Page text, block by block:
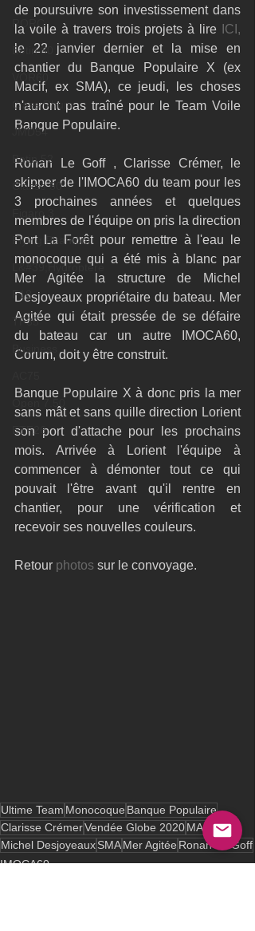
RORC
Botin 80
Class Rhum
JMD54
Botin 52
Classe 50
Figaro 3
Flying Phantom
L&#39;Hydroptère
F18
TF35
Business
Open 7.50
ETF26
de poursuivre son investissement dans
la voile à travers trois projets à lire
ICI,
le 22 janvier dernier et la mise en
chantier du Banque Populaire X (ex
Macif, ex SMA), ce jeudi, les choses
n'auront pas traîné pour le Team Voile
Banque Populaire.
Ronan Le Goff , Clarisse Crémer, le
skipper de l'IMOCA60 du team pour les
3 prochaines années et quelques
membres de l'équipe on pris la direction
Port La Forêt pour remettre à l'eau le
monocoque qui a été mis à blanc par
Mer Agitée la structure de Michel
Desjoyeaux propriétaire du bateau. Mer
Agitée qui était pressée de se défaire
du bateau car un autre IMOCA60,
Corum, doit y être construit.
Banque Populaire X à donc pris la mer
sans mât et sans quille direction Lorient
son port d'attache pour les prochains
mois. Arrivée à Lorient l'équipe à
commencer à démonter tout ce qui
pouvait l'être avant qu'il rentre en
chantier, pour une vérification et
recevoir ses nouvelles couleurs.
Retour photos sur le convoyage.
Ultime Team Monocoque Banque Populaire
Clarisse CrémerVendée Globe 2020MACIF
Michel DesjoyeauxSMAMer Agitée Ronan Le Goff
IMOCA60